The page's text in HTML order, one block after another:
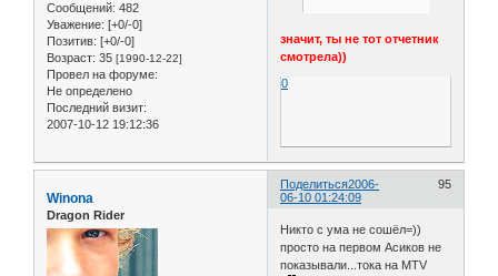
Сообщений: 482
Уважение: [+0/-0]
Позитив: [+0/-0]
Возраст: 35 [1990-12-22]
Провел на форуме:
Не определено
Последний визит:
2007-10-12 19:12:36
значит, ты не тот отчетник
смотрела))
0
Поделиться 95
2006-
06-10 01:24:09
Winona
Dragon Rider
Никто с ума не сошёл=))
просто на первом Асиков не
показывали...тока на MTV